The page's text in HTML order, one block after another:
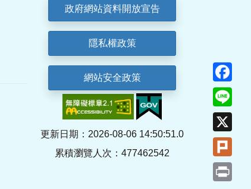
政府網站資料開放宣告
隱私權政策
網站安全政策
更新日期：2026-08-06 14:50:51.0
累積瀏覽人次：477462542